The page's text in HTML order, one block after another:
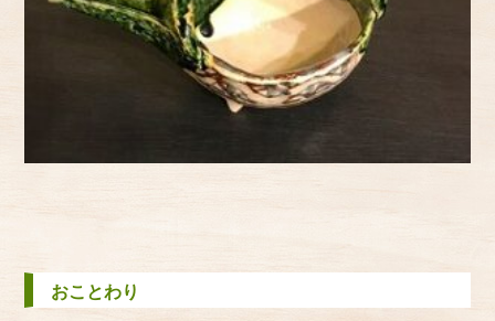
おことわり